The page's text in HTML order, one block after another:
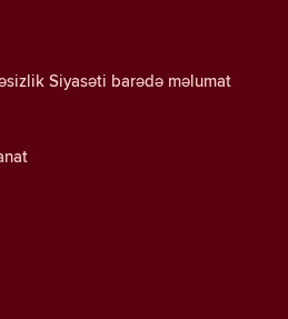
Siyasəti barədə məlumat